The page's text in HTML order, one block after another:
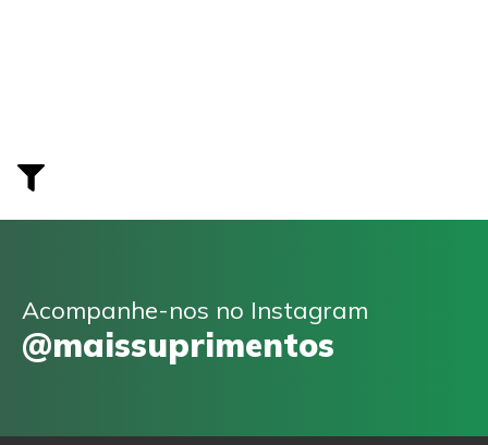
Acompanhe-nos no Instagram
@maissuprimentos